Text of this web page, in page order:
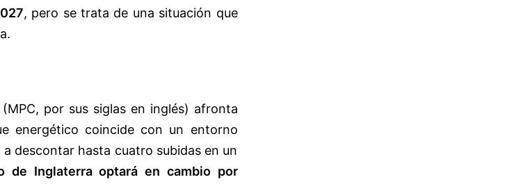
, pero se trata de una situación que
por sus siglas en inglés) afronta
energético coincide con un entorno
descontar hasta cuatro subidas en un
de Inglaterra optará en cambio por